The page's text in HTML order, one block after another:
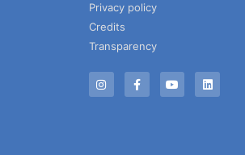
Privacy policy
Credits
Transparency